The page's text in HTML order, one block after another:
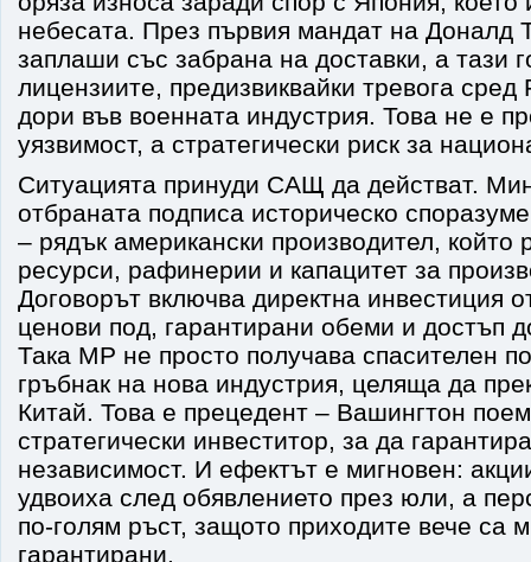
небесата. През първия мандат на Доналд
заплаши със забрана на доставки, а тази
лицензиите, предизвиквайки тревога
дори във военната индустрия. Това не е
уязвимост, а стратегически риск за
Ситуацията принуди САЩ да действат.
отбраната подписа историческо
– рядък американски производител, който
ресурси, рафинерии и капацитет за
Договорът включва директна инвестиция
ценови под, гарантирани обеми и достъп
Така MP не просто получава спасителен
гръбнак на нова индустрия, целяща да
Китай. Това е прецедент – Вашингтон
стратегически инвеститор, за да
независимост. И ефектът е мигновен:
удвоиха след обявлението през юли, а
по-голям ръст, защото приходите вече са
гарантирани.